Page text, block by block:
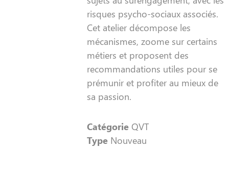
risques psycho-sociaux associés.
Cet atelier décompose les
mécanismes, zoome sur certains
métiers et proposent des
recommandations utiles pour se
prémunir et profiter au mieux de
sa passion.
Catégorie QVT
Type Nouveau